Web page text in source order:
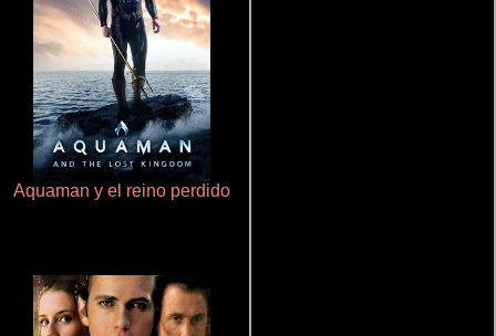
Aquaman y el reino perdido